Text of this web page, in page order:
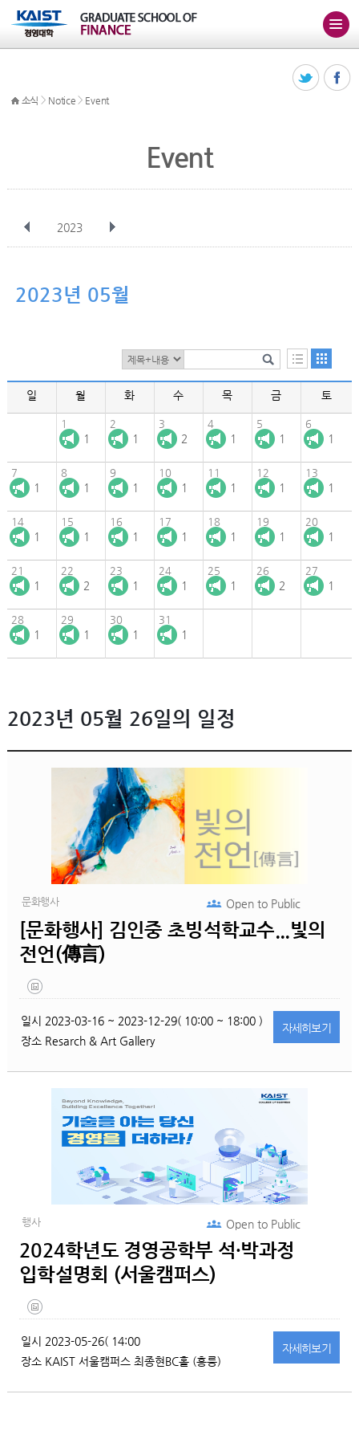
소식 > Notice > Event
Event
2023
12월
2023년 05월
일 월 화 수 목 금 토
1
1
2
1
3
2
4
1
5
1
6
1
7
1
8
1
9
1
10
1
11
1
12
1
13
1
14
1
15
1
16
1
17
1
18
1
19
1
20
1
21
1
22
2
23
1
24
1
25
1
26
2
27
1
28
1
29
1
30
1
31
1
2023년 05월 26일의 일정
문화행사
[문화행사] 김인중 초빙석학교수...빛의
전언(傳言)
Open toPublic
일시 2023-03-16 ~ 2023-12-29( 10:00 ~ 18:00 )
장소 Resarch & Art Gallery
자세히보기
행사
2024학년도 경영공학부 석·박과정
입학설명회 (서울캠퍼스)
Open toPublic
일시 2023-05-26( 14:00
장소 KAIST 서울캠퍼스 최종현BC홀 (홍릉)
자세히보기